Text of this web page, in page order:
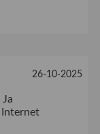
26-10-2025
Ja
Internet